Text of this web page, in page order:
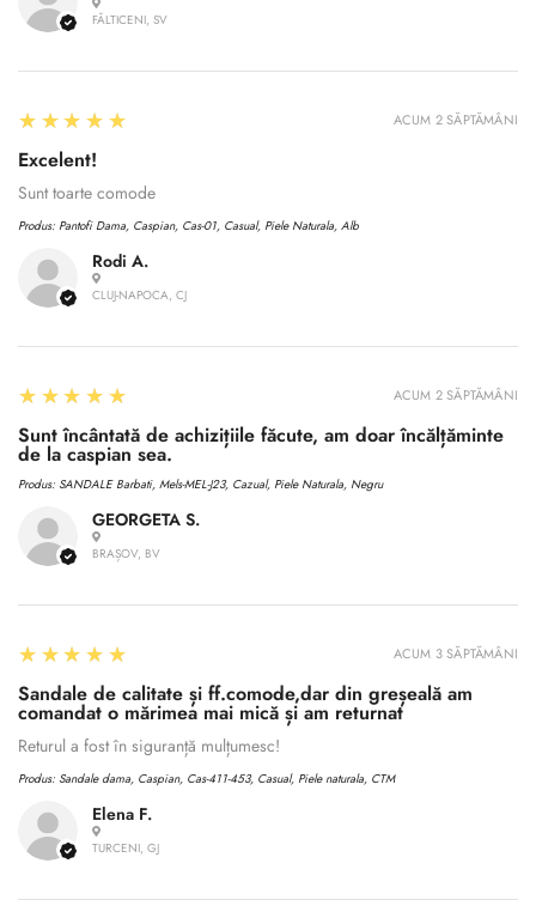
FĂLTICENI, SV
Rodi A.
CLUJ-NAPOCA, CJ
5
★★★★★
Excelent!
Sunt toarte comode
Produs: Pantofi Dama, Caspian, Cas-01, Casual, Piele Naturala, Alb
ACUM 2 SĂPTĂMÂNI
GEORGETA S.
BRAȘOV, BV
5
★★★★★
Sunt încântată de achizițiile făcute, am doar încălțăminte
de la caspian sea.
Produs: SANDALE Barbati, Mels-MEL-J23, Cazual, Piele Naturala, Negru
ACUM 2 SĂPTĂMÂNI
Elena F.
TURCENI, GJ
5
★★★★★
Sandale de calitate și ff.comode,dar din greșeală am
comandat o mărimea mai mică și am returnat
Returul a fost în siguranță mulțumesc!
Produs: Sandale dama, Caspian, Cas-411-453, Casual, Piele naturala, CTM
ACUM 3 SĂPTĂMÂNI